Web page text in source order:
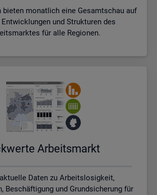
bieten monatlich eine Gesamtschau auf
und Strukturen des
für alle Regionen.
Ar­beits­markt
Daten zu Arbeitslosigkeit,
Beschäftigung und Grundsicherung für